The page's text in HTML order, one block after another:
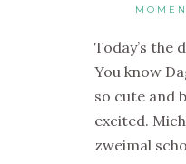
Today’s the
You know
so cute and
excited.
zweimal